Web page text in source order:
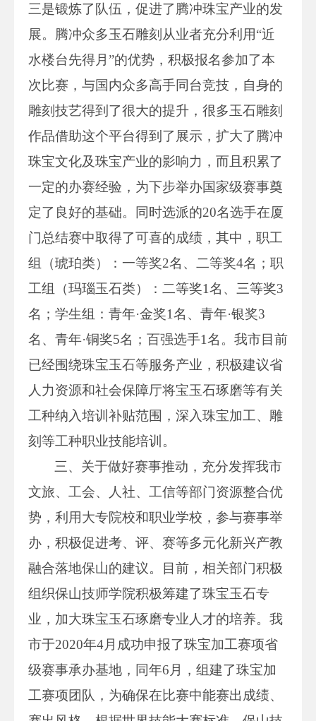
三是锻炼了队伍，促进了腾冲珠宝产业的发
展。腾冲众多玉石雕刻从业者充分利用“近
水楼台先得月”的优势，积极报名参加了本
次比赛，与国内众多高手同台竞技，自身的
雕刻技艺得到了很大的提升，很多玉石雕刻
作品借助这个平台得到了展示，扩大了腾冲
珠宝文化及珠宝产业的影响力，而且积累了
一定的办赛经验，为下步举办国家级赛事奠
定了良好的基础。同时选派的20名选手在厦
门总结赛中取得了可喜的成绩，其中，职工
组（琥珀类）：一等奖2名、二等奖4名；职
工组（玛瑙玉石类）：二等奖1名、三等奖3
名；学生组：青年·金奖1名、青年·银奖3
名、青年·铜奖5名；百强选手1名。我市目前
已经围绕珠宝玉石等服务产业，积极建议省
人力资源和社会保障厅将宝玉石琢磨等有关
工种纳入培训补贴范围，深入珠宝加工、雕
刻等工种职业技能培训。
三、关于做好赛事推动，充分发挥我市
文旅、工会、人社、工信等部门资源整合优
势，利用大专院校和职业学校，参与赛事举
办，积极促进考、评、赛等多元化新兴产教
融合落地保山的建议。目前，相关部门积极
组织保山技师学院积极筹建了珠宝玉石专
业，加大珠宝玉石琢磨专业人才的培养。我
市于2020年4月成功申报了珠宝加工赛项省
级赛事承办基地，同年6月，组建了珠宝加
工赛项团队，为确保在比赛中能赛出成绩、